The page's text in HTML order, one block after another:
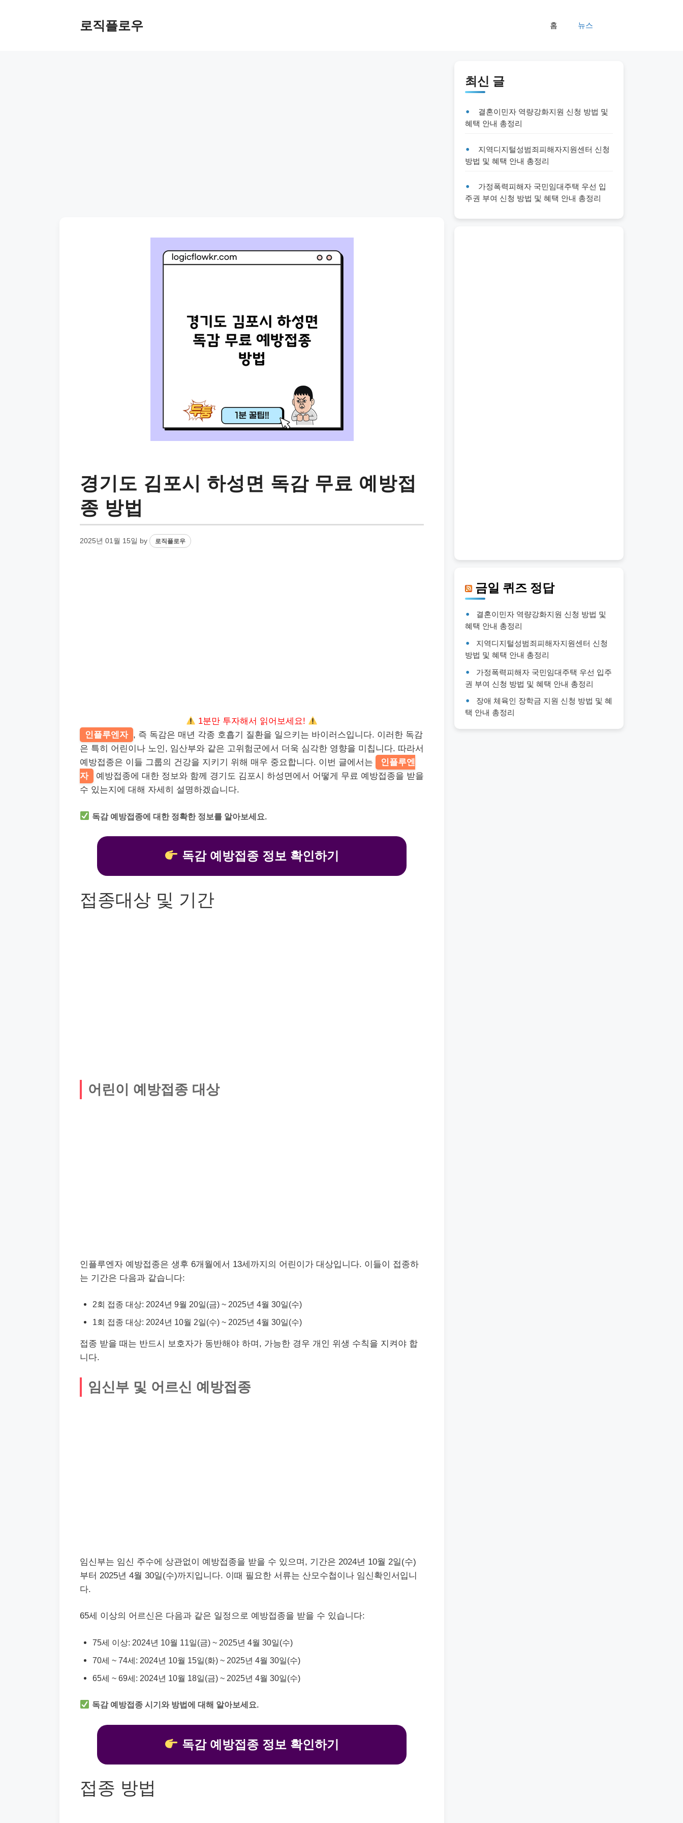
로직플로우 홈 뉴스
경기도 김포시 하성면 독감 무료 예방접
종 방법
2025년 01월 15일 by 로직플로우
1분만 투자해서 읽어보세요!
인플루엔자 , 즉 독감은 매년 각종 호흡기 질환을 일으키는 바이러스입니다. 이러한 독감
은 특히 어린이나 노인, 임산부와 같은 고위험군에서 더욱 심각한 영향을 미칩니다. 따라서
예방접종은 이들 그룹의 건강을 지키기 위해 매우 중요합니다. 이번 글에서는
인플루엔
자
예방접종에 대한 정보와 함께 경기도 김포시 하성면에서 어떻게 무료 예방접종을 받을
수 있는지에 대해 자세히 설명하겠습니다.
독감 예방접종에 대한 정확한 정보를 알아보세요.
독감 예방접종 정보 확인하기
접종대상 및 기간
어린이 예방접종 대상
인플루엔자 예방접종은 생후 6개월에서 13세까지의 어린이가 대상입니다. 이들이 접종하
는 기간은 다음과 같습니다:
2회 접종 대상: 2024년 9월 20일(금) ~ 2025년 4월 30일(수)
1회 접종 대상: 2024년 10월 2일(수) ~ 2025년 4월 30일(수)
접종 받을 때는 반드시 보호자가 동반해야 하며, 가능한 경우 개인 위생 수칙을 지켜야 합
니다.
임신부 및 어르신 예방접종
임신부는 임신 주수에 상관없이 예방접종을 받을 수 있으며, 기간은 2024년 10월 2일(수)
부터 2025년 4월 30일(수)까지입니다. 이때 필요한 서류는 산모수첩이나 임신확인서입니
다.
65세 이상의 어르신은 다음과 같은 일정으로 예방접종을 받을 수 있습니다:
75세 이상: 2024년 10월 11일(금) ~ 2025년 4월 30일(수)
70세 ~ 74세: 2024년 10월 15일(화) ~ 2025년 4월 30일(수)
65세 ~ 69세: 2024년 10월 18일(금) ~ 2025년 4월 30일(수)
독감 예방접종 시기와 방법에 대해 알아보세요.
독감 예방접종 정보 확인하기
접종 방법
최신 글
결혼이민자 역량강화지원 신청 방법 및
혜택 안내 총정리
지역디지털성범죄피해자지원센터 신청
방법 및 혜택 안내 총정리
가정폭력피해자 국민임대주택 우선 입
주권 부여 신청 방법 및 혜택 안내 총정리
금일 퀴즈 정답
결혼이민자 역량강화지원 신청 방법 및
혜택 안내 총정리
지역디지털성범죄피해자지원센터 신청
방법 및 혜택 안내 총정리
가정폭력피해자 국민임대주택 우선 입주
권 부여 신청 방법 및 혜택 안내 총정리
장애 체육인 장학금 지원 신청 방법 및 혜
택 안내 총정리